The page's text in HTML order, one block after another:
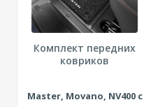
Комплект передних
ковриков
Master, Movano, NV400 с